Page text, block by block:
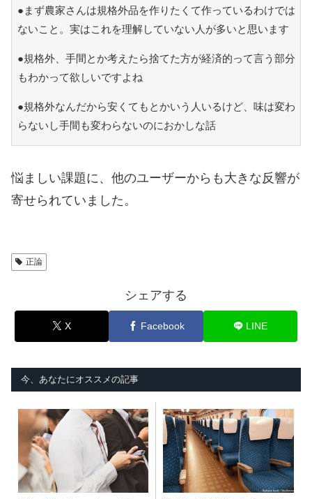
●まず農家さんは規格外品を作りたくて作っているわけでは
ないこと。実はこれを理解していない人が多いと思います
●規格外、手間とか考えたら捨てた方が経済的って言う部分
もわかって欲しいですよね
●規格外なんだから安くてもとかいう人いるけど、味は変わ
らないし手間も変わらないのにおかしな話
悩ましい課題に、他のユーザーからも大きな反響が
寄せられていました。
正論
シェアする
X Facebook LINE
今、あなたにオススメの記事